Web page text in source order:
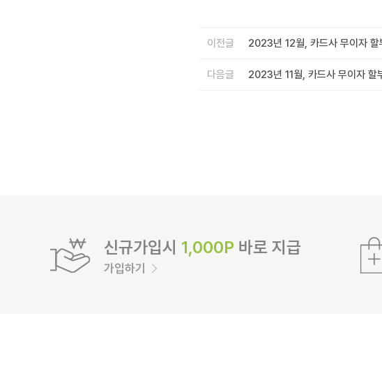
이전글 2023년 12월, 카드사 무이자 할
다음글 2023년 11월, 카드사 무이자 할
신규가입시 1,000P 바로 지급
가입하기